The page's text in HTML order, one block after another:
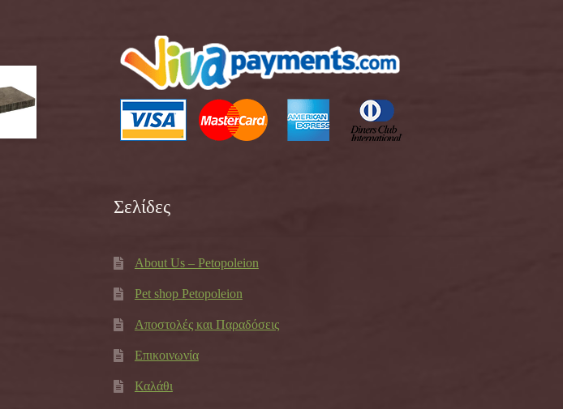
Σελίδες
About Us – Petopoleion
Pet shop Petopoleion
Αποστολές και Παραδόσεις
Επικοινωνία
Καλάθι